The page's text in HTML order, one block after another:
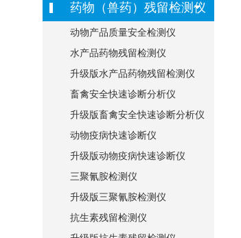
药物（兽药）残留检测仪
动物产品质量安全检测仪
水产品药物残留检测仪
升级版水产品药物残留检测仪
畜禽安全快速诊断分析仪
升级版畜禽安全快速诊断分析仪
动物疫病快速诊断仪
升级版动物疫病快速诊断仪
三聚氰胺检测仪
升级版三聚氰胺检测仪
抗生素残留检测仪